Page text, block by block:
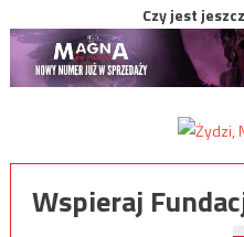
Czy jest
Wspieraj